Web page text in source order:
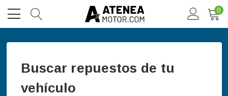
0
Buscar repuestos de tu
vehículo